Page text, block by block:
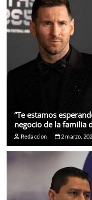
“Te estamos
negocio de la familia
Redaccion 2 marzo,